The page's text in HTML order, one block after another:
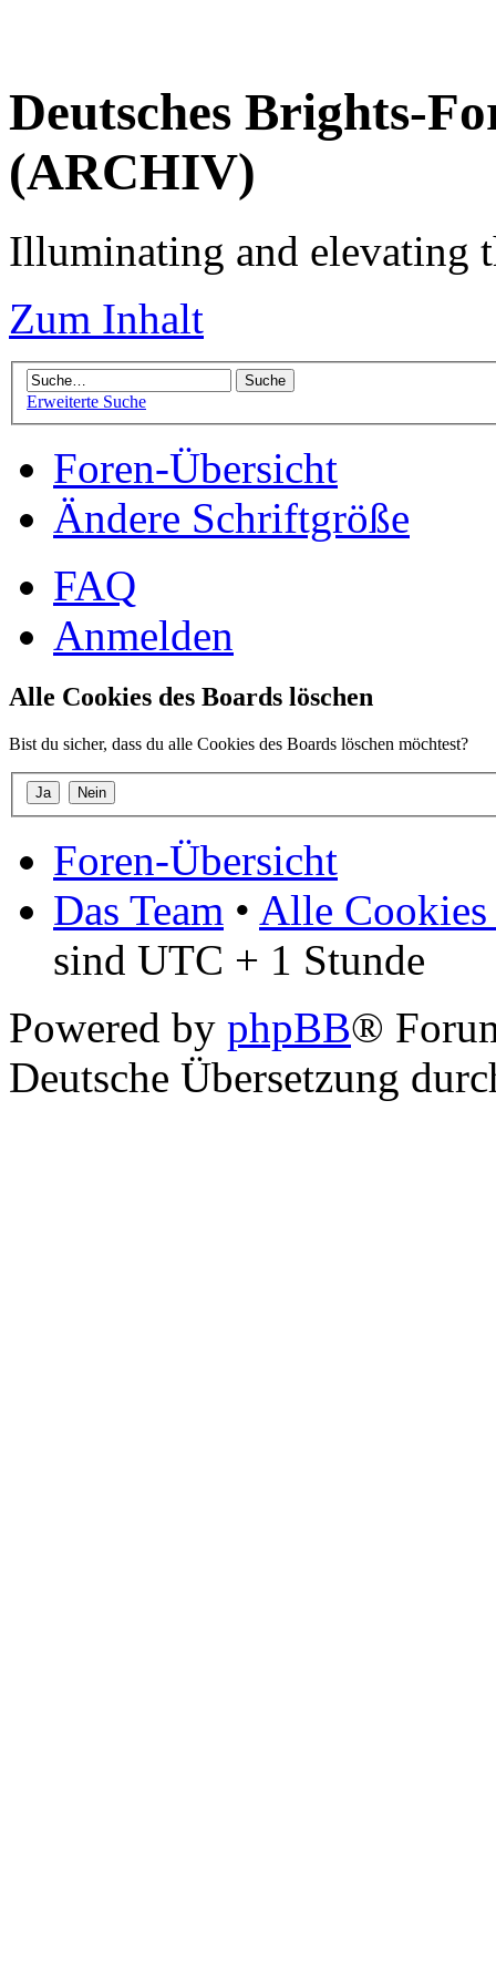
Deutsches Brights-
(ARCHIV)
Illuminating and elevating
Zum Inhalt
Erweiterte Suche
Foren-Übersicht
Ändere Schriftgröße
FAQ
Anmelden
Alle Cookies des Boards löschen
Bist du sicher, dass du alle Cookies des Boards löschen möchtest?
Foren-Übersicht
Das Team • Alle Cookies
sind UTC + 1 Stunde
Powered by phpBB®
Deutsche Übersetzung